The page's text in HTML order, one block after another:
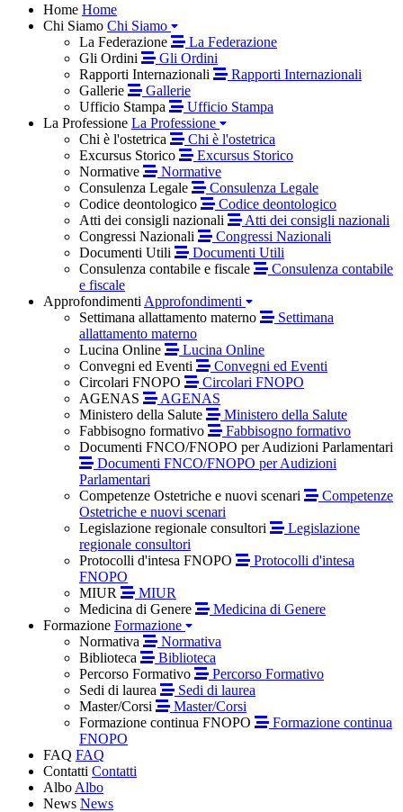
Home Home
Chi Siamo Chi Siamo
La Federazione
La Federazione
Gli Ordini
Gli Ordini
Rapporti Internazionali
Rapporti Internazionali
Gallerie
Gallerie
Ufficio Stampa
Ufficio Stampa
La Professione La Professione
Chi è l'ostetrica
Chi è l'ostetrica
Excursus Storico
Excursus Storico
Normative
Normative
Consulenza Legale
Consulenza Legale
Codice deontologico
Codice deontologico
Atti dei consigli nazionali
Atti dei consigli nazionali
Congressi Nazionali
Congressi Nazionali
Documenti Utili
Documenti Utili
Consulenza contabile e fiscale
Consulenza contabile
e fiscale
Approfondimenti Approfondimenti
Settimana allattamento materno
Settimana
allattamento materno
Lucina Online
Lucina Online
Convegni ed Eventi
Convegni ed Eventi
Circolari FNOPO
Circolari FNOPO
AGENAS
AGENAS
Ministero della Salute
Ministero della Salute
Fabbisogno formativo
Fabbisogno formativo
Documenti FNCO/FNOPO per Audizioni Parlamentari
Documenti FNCO/FNOPO per Audizioni
Parlamentari
Competenze Ostetriche e nuovi scenari
Competenze
Ostetriche e nuovi scenari
Legislazione regionale consultori
Legislazione
regionale consultori
Protocolli d'intesa FNOPO
Protocolli d'intesa
FNOPO
MIUR
MIUR
Medicina di Genere
Medicina di Genere
Formazione Formazione
Normativa
Normativa
Biblioteca
Biblioteca
Percorso Formativo
Percorso Formativo
Sedi di laurea
Sedi di laurea
Master/Corsi
Master/Corsi
Formazione continua FNOPO
Formazione continua
FNOPO
FAQ FAQ
Contatti Contatti
Albo Albo
News News